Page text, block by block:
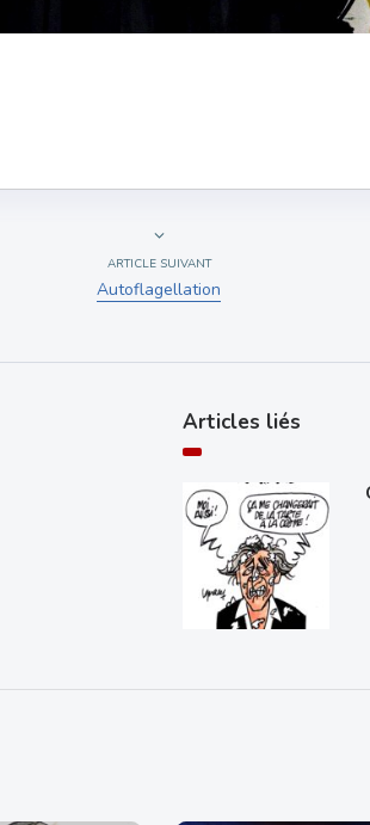
ARTICLE SUIVANT
Autoflagellation
Articles liés